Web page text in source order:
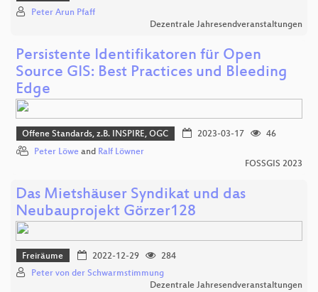
Peter Arun Pfaff
Dezentrale Jahresendveranstaltungen
Persistente Identifikatoren für Open
Source GIS: Best Practices und Bleeding
Edge
Offene Standards, z.B. INSPIRE, OGC 2023-03-17
46
Peter Löwe and Ralf Löwner
FOSSGIS 2023
Das Mietshäuser Syndikat und das
Neubauprojekt Görzer128
Freiräume 2022-12-29
284
Peter von der Schwarmstimmung
Dezentrale Jahresendveranstaltungen